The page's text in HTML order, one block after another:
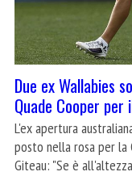
Due ex Wallabies
Quade Cooper
L'ex apertura
posto nella rosa per la
Giteau: "Se è